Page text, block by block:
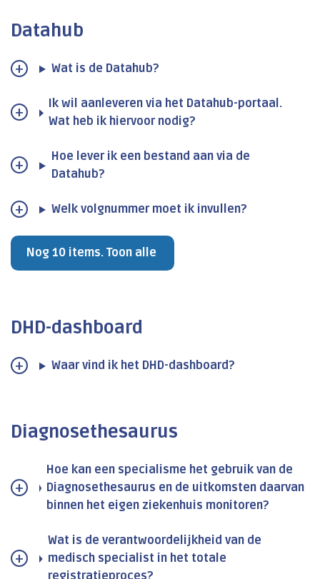
Datahub
Wat is de Datahub?
Ik wil aanleveren via het Datahub-portaal.
Wat heb ik hiervoor nodig?
Hoe lever ik een bestand aan via de
Datahub?
Welk volgnummer moet ik invullen?
Nog 10 items. Toon alle
DHD-dashboard
Waar vind ik het DHD-dashboard?
Diagnosethesaurus
Hoe kan een specialisme het gebruik van de
Diagnosethesaurus en de uitkomsten daarvan
binnen het eigen ziekenhuis monitoren?
Wat is de verantwoordelijkheid van de
medisch specialist in het totale